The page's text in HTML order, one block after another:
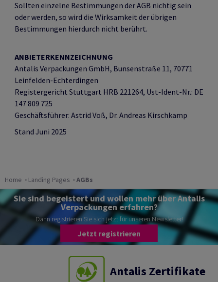
Sollten einzelne Bestimmungen der AGB nichtig sein
oder werden, so wird die Wirksamkeit der übrigen
Bestimmungen hierdurch nicht berührt.
ANBIETERKENNZEICHNUNG
Antalis Verpackungen GmbH, Bunsenstraße 11, 70771
Leinfelden-Echterdingen
Registergericht Stuttgart HRB 221264, Ust-Ident-Nr.: DE
147 809 725
Geschäftsführer: Astrid Voß, Dr. Andreas Kirschkamp
Stand Juni 2025
Home Landing Pages AGBs
Sie sind begeistert und wollen mehr über Antalis
Verpackungen erfahren?
Dann registrieren Sie sich jetzt für unseren Newsletter!
Jetzt registrieren
Antalis Zertifikate